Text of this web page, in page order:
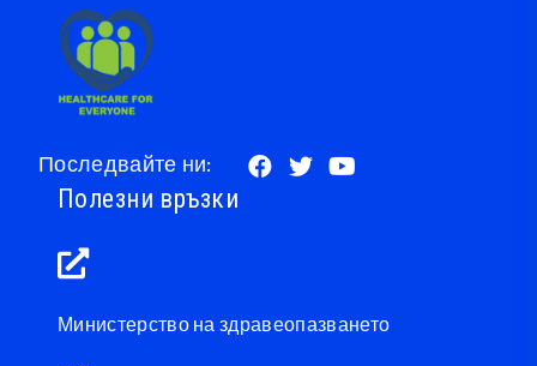
Последвайте ни:
Полезни връзки
Министерство на здравеопазването